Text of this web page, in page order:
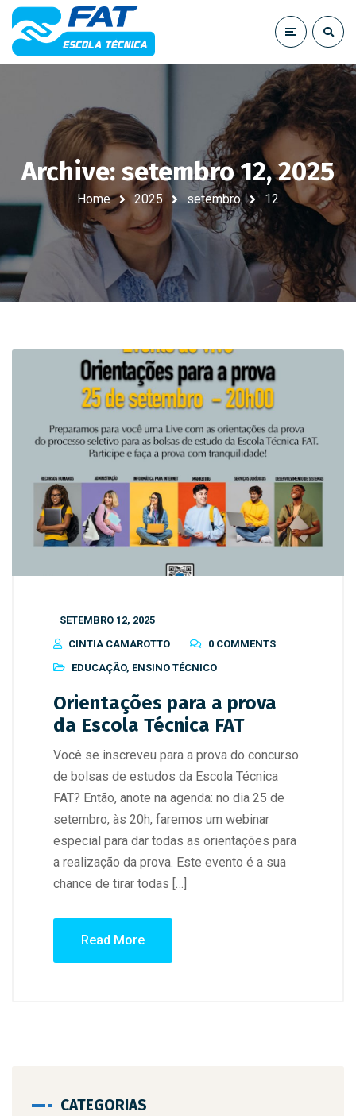
Archive: setembro 12, 2025
Home 2025 setembro 12
SETEMBRO 12, 2025
CINTIA CAMAROTTO
0 COMMENTS
EDUCAÇÃO, ENSINO TÉCNICO
Orientações para a prova
da Escola Técnica FAT
Você se inscreveu para a prova do concurso
de bolsas de estudos da Escola Técnica
FAT? Então, anote na agenda: no dia 25 de
setembro, às 20h, faremos um webinar
especial para dar todas as orientações para
a realização da prova. Este evento é a sua
chance de tirar todas […]
Read More
CATEGORIAS